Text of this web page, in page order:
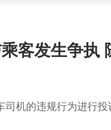
客发生争执
机的违规行为进行